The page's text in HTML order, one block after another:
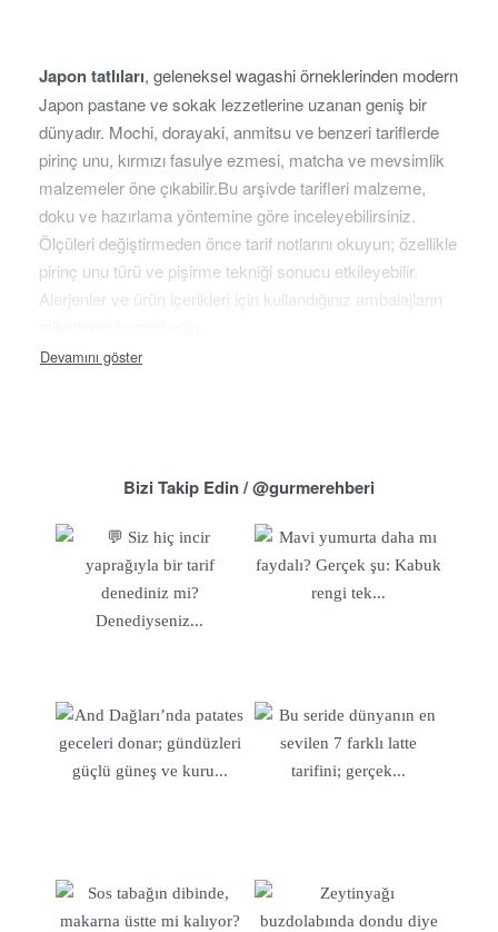
Japon tatlıları, geleneksel wagashi örneklerinden modern
Japon pastane ve sokak lezzetlerine uzanan geniş bir
dünyadır. Mochi, dorayaki, anmitsu ve benzeri tariflerde
pirinç unu, kırmızı fasulye ezmesi, matcha ve mevsimlik
malzemeler öne çıkabilir.Bu arşivde tarifleri malzeme,
doku ve hazırlama yöntemine göre inceleyebilirsiniz.
Ölçüleri değiştirmeden önce tarif notlarını okuyun; özellikle
pirinç unu türü ve pişirme tekniği sonucu etkileyebilir.
Alerjenler ve ürün içerikleri için kullandığınız ambalajların
Bizi Takip Edin / @gurmerehberi